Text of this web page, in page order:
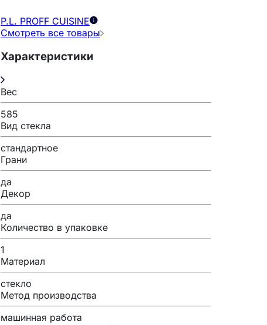
P.L. PROFF CUISINE
Смотреть все товары
Характеристики
Вес
585
Вид стекла
стандартное
Грани
да
Декор
да
Количество в упаковке
1
Материал
стекло
Метод производства
машинная работа